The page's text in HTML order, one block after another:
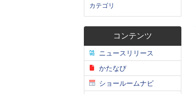
カテゴリ
コンテンツ
ニュースリリース
かたなび
ショールームナビ